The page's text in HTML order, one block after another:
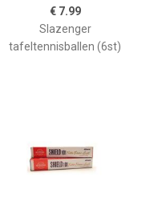
€ 7.99
Slazenger
tafeltennisballen (6st)